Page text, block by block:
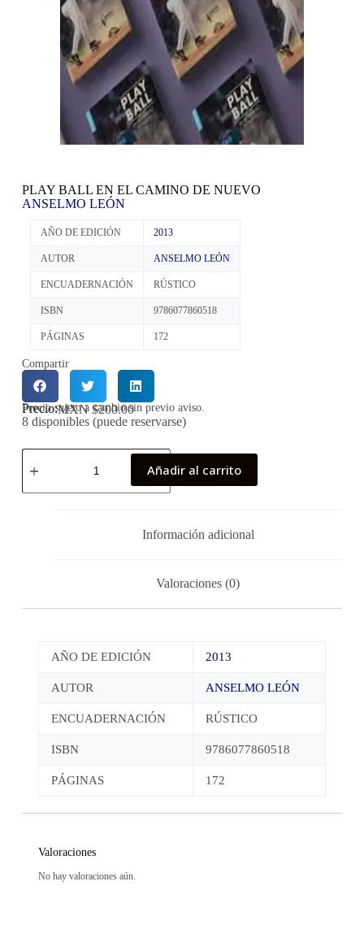
PLAY BALL EN EL CAMINO DE NUEVO
ANSELMO LEÓN
AÑO DE EDICIÓN 2013
AUTOR ANSELMO LEÓN
ENCUADERNACIÓN RÚSTICO
ISBN 9786077860518
PÁGINAS 172
Compartir
Precio:MXN $200.00
Precio sujeto a cambio sin previo aviso.
8 disponibles (puede reservarse)
Añadir al carrito
Información adicional
Valoraciones (0)
AÑO DE EDICIÓN 2013
AUTOR ANSELMO LEÓN
ENCUADERNACIÓN RÚSTICO
ISBN 9786077860518
PÁGINAS 172
Valoraciones
No hay valoraciones aún.